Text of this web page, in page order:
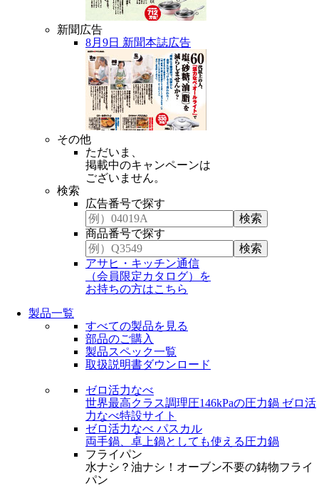
新聞広告
8月9日 新聞本誌広告
その他
ただいま、
掲載中のキャンペーンは
ございません。
検索
広告番号で探す
商品番号で探す
アサヒ・キッチン通信
（会員限定カタログ）を
お持ちの方はこちら
製品一覧
すべての製品を見る
部品のご購入
製品スペック一覧
取扱説明書ダウンロード
ゼロ活力なべ
世界最高クラス調理圧146kPaの圧力鍋 ゼロ活
力なべ特設サイト
ゼロ活力なべ パスカル
両手鍋、卓上鍋としても使える圧力鍋
フライパン
水ナシ？油ナシ！オーブン不要の鋳物フライ
パン